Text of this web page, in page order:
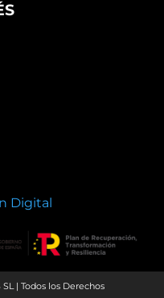
Digital
| Todos los Derechos